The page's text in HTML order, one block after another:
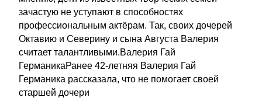
зачастую не уступают в способностях
профессиональным актёрам. Так, своих дочерей
Октавию и Северину и сына Августа Валерия
считает талантливыми.Валерия Гай
ГерманикаРанее 42-летняя Валерия Гай
Германика рассказала, что не помогает своей
старшей дочери